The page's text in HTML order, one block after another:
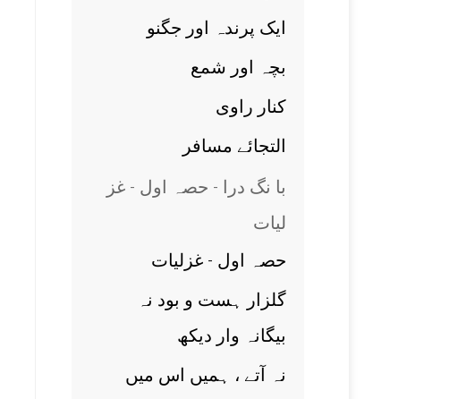
ايک پرندہ اور جگنو
بچہ اور شمع
کنار راوی
التجائے مسافر
با نگ درا - حصہ اول - غز
ليات
حصہ اول - غزلیات
گلزار ہست و بود نہ
بيگانہ وار ديکھ
نہ آتے ، ہميں اس ميں